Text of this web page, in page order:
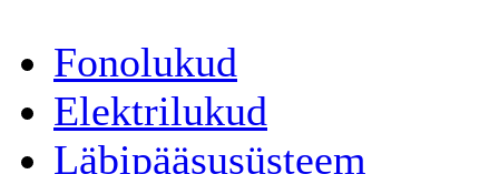
Fonolukud
Elektrilukud
Läbipääsusüsteem